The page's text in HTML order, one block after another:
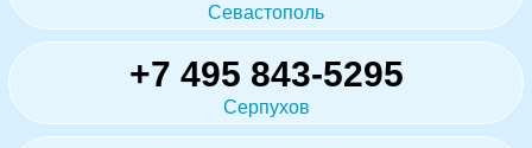
Севастополь
+7 495 843-5295
Серпухов